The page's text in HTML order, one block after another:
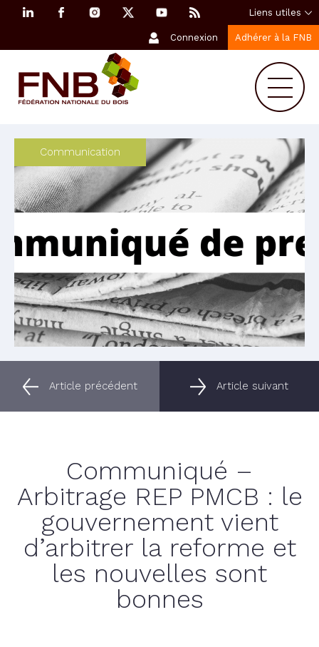
Liens utiles
Connexion Adhérer à la FNB
Communication
Article précédent Article suivant
Communiqué –
Arbitrage REP PMCB : le
gouvernement vient
d’arbitrer la reforme et
les nouvelles sont
bonnes